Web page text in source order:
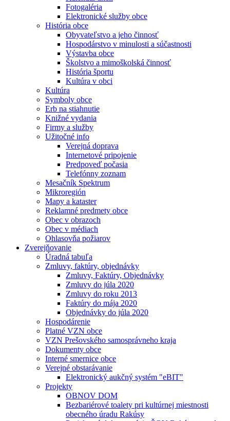
Fotogaléria
Elektronické služby obce
História obce
Obyvateľstvo a jeho činnosť
Hospodárstvo v minulosti a súčastnosti
Výstavba obce
Školstvo a mimoškolská činnosť
História športu
Kultúra v obci
Kultúra
Symboly obce
Erb na stiahnutie
Knižné vydania
Firmy a služby
Užitočné info
Verejná doprava
Internetové pripojenie
Predpoveď počasia
Telefónny zoznam
Mesačník Spektrum
Mikroregión
Mapy a kataster
Reklamné predmety obce
Obec v obrazoch
Obec v médiach
Ohlasovňa požiarov
Zverejňovanie
Úradná tabuľa
Zmluvy, faktúry, objednávky
Zmluvy, Faktúry, Objednávky
Zmluvy do júla 2020
Zmluvy do roku 2013
Faktúry do mája 2020
Objednávky do júla 2020
Hospodárenie
Platné VZN obce
VZN Prešovského samosprávneho kraja
Dokumenty obce
Interné smernice obce
Verejné obstarávanie
Elektronický aukčný systém "eBIT"
Projekty
OBNOV DOM
Bezbariérové toalety pri kultúrnej miestnosti
obecného úradu Rakúsy